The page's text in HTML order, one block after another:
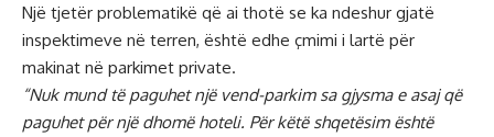
Një tjetër problematikë që ai thotë se ka ndeshur gjatë
inspektimeve në terren, është edhe çmimi i lartë për
makinat në parkimet private.
“Nuk mund të paguhet një vend-parkim sa gjysma e asaj që
paguhet për një dhomë hoteli. Për këtë shqetësim është